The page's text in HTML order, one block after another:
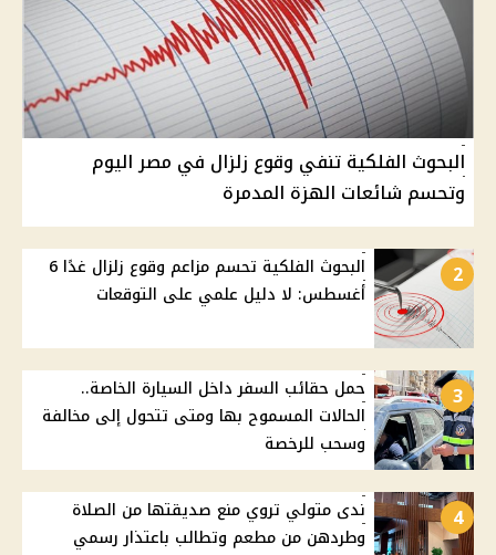
البحوث الفلكية تنفي وقوع زلزال في مصر اليوم
وتحسم شائعات الهزة المدمرة
2
البحوث الفلكية تحسم مزاعم وقوع زلزال غدًا 6
أغسطس: لا دليل علمي على التوقعات
3
حمل حقائب السفر داخل السيارة الخاصة..
الحالات المسموح بها ومتى تتحول إلى مخالفة
وسحب للرخصة
4
ندى متولي تروي منع صديقتها من الصلاة
وطردهن من مطعم وتطالب باعتذار رسمي